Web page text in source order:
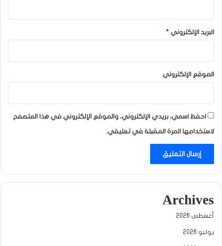
البريد الإلكتروني *
الموقع الإلكتروني
احفظ اسمي، بريدي الإلكتروني، والموقع الإلكتروني في هذا المتصفح
لاستخدامها المرة المقبلة في تعليقي.
Archives
أغسطس 2026
يوليو 2026